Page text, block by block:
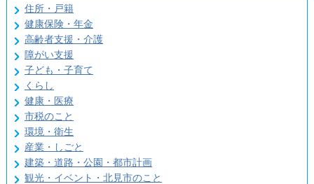
住所・戸籍
健康保険・年金
高齢者支援・介護
障がい支援
子ども・子育て
くらし
健康・医療
市税のこと
環境・衛生
産業・しごと
建築・道路・公園・都市計画
観光・イベント・北見市のこと